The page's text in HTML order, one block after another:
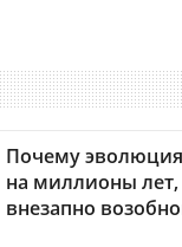
Почему
на миллионы
внезапно